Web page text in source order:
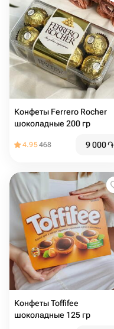
Конфеты Ferrero Rocher
шоколадные 200 гр
4.95468 9 000֏
Конфеты Toffifee
шоколадные 125 гр